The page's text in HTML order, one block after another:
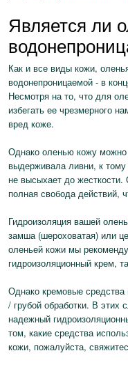
Является ли
Как и все виды кожи,
водонепроницаемой - в
Несмотря на то, что для
избегать ее чрезмерного
вред коже.
Однако оленью кожу можно
выдерживала ливни, к
не высыхает до жесткости.
полная свобода действий,
Гидроизоляция вашей
замша (шероховатая) или
оленьей кожи мы
гидроизоляционный крем,
Однако кремовые
/ грубой обработки. В этих
надежный
том, какие средства
кожи, пожалуйста,